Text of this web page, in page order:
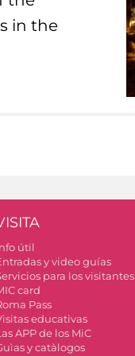
in the
útil
y video guías
para los visitantes
card
Pass
educativas
APP de los MiC
y catàlogos